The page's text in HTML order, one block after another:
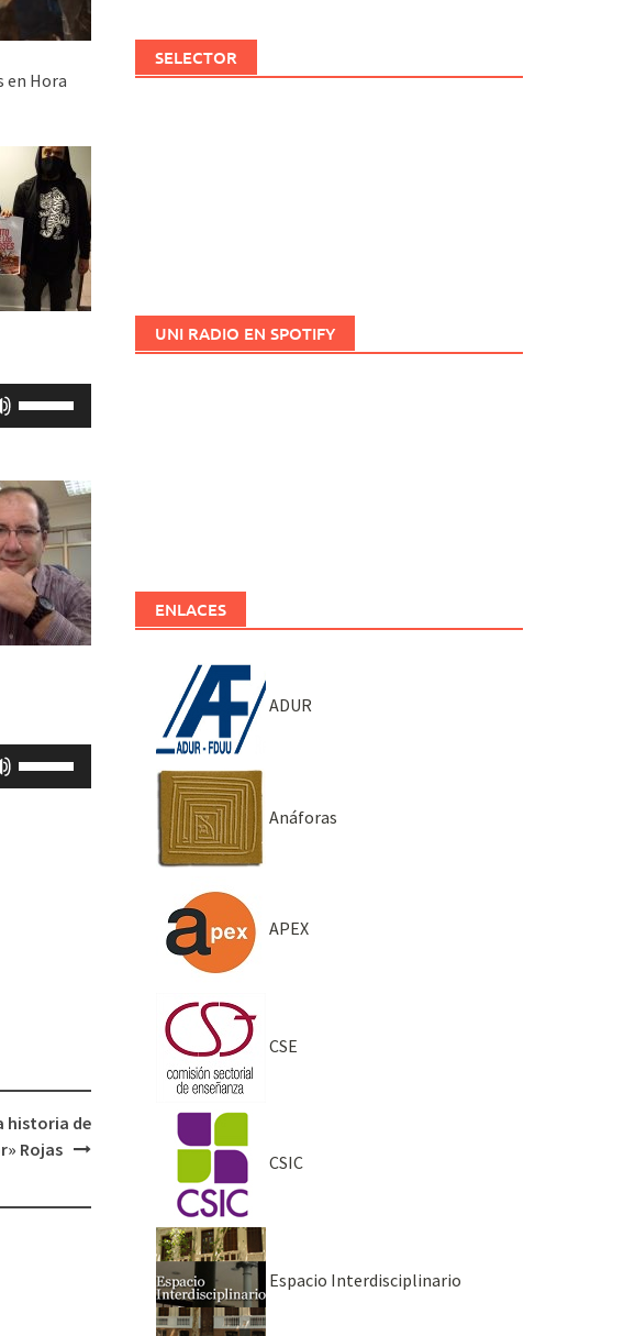
en Hora
flecha
arriba/abajo
para
aumentar
o
disminuir
historia de
Rojas
SELECTOR
UNI RADIO EN SPOTIFY
ENLACES
ADUR
Anáforas
APEX
CSE
CSIC
Espacio Interdisciplinario